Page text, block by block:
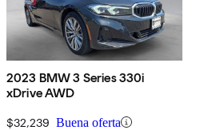
2023 BMW 3 Series 330i
xDrive AWD
$32,239 Buena oferta